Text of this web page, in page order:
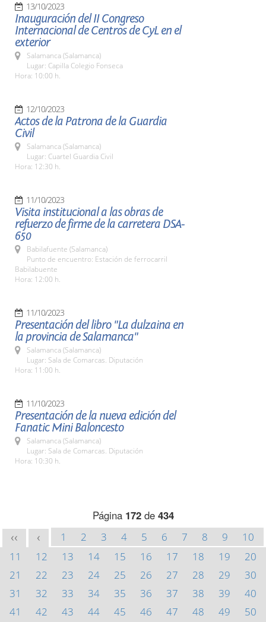
13/10/2023
Inauguración del II Congreso
Internacional de Centros de CyL en el
exterior
Salamanca (Salamanca)
Lugar: Capilla Colegio Fonseca
Hora: 10:00 h.
12/10/2023
Actos de la Patrona de la Guardia
Civil
Salamanca (Salamanca)
Lugar: Cuartel Guardia Civil
Hora: 12:30 h.
11/10/2023
Visita institucional a las obras de
refuerzo de firme de la carretera DSA-
650
Babilafuente (Salamanca)
Punto de encuentro: Estación de ferrocarril
Babilabuente
Hora: 12:00 h.
11/10/2023
Presentación del libro "La dulzaina en
la provincia de Salamanca"
Salamanca (Salamanca)
Lugar: Sala de Comarcas. Diputación
Hora: 11:00 h.
11/10/2023
Presentación de la nueva edición del
Fanatic Mini Baloncesto
Salamanca (Salamanca)
Lugar: Sala de Comarcas. Diputación
Hora: 10:30 h.
Página 172de 434
<< < 1 2 3 4 5 6 7 8 9
10
11
12 13 14 15 16 17 18 19
20
21
22 23 24 25 26 27 28 29
30
31
32 33 34 35 36 37 38 39
40
41
42 43 44 45 46 47 48 49
50